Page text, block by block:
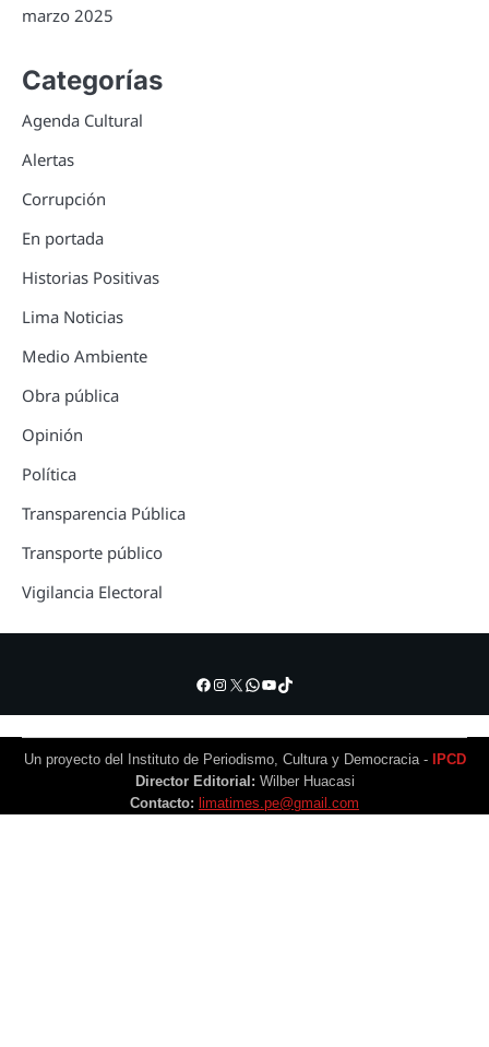
marzo 2025
Categorías
Agenda Cultural
Alertas
Corrupción
En portada
Historias Positivas
Lima Noticias
Medio Ambiente
Obra pública
Opinión
Política
Transparencia Pública
Transporte público
Vigilancia Electoral
Facebook
Instagram
X WhatsApp
YouTube
TikTok
Un proyecto del Instituto de Periodismo, Cultura y Democracia - IPCD
Director Editorial: Wilber Huacasi
Contacto: limatimes.pe@gmail.com